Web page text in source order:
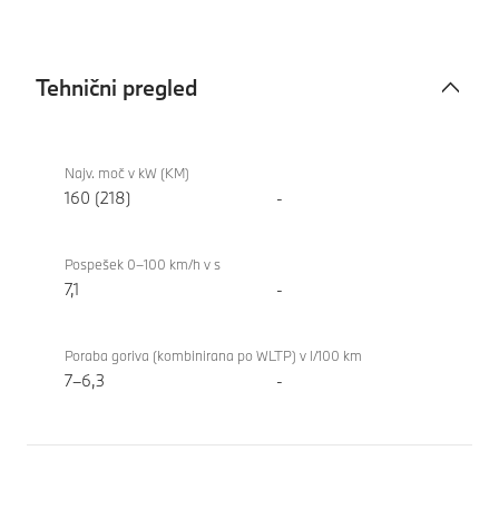
Tehnični pregled
pregled
xDrive23i
Najv. moč v kW (KM)
160 (218) -
Pospešek 0–100 km/h v s
7,1 -
Poraba goriva (kombinirana po WLTP) v l/100 km
7–6,3 -